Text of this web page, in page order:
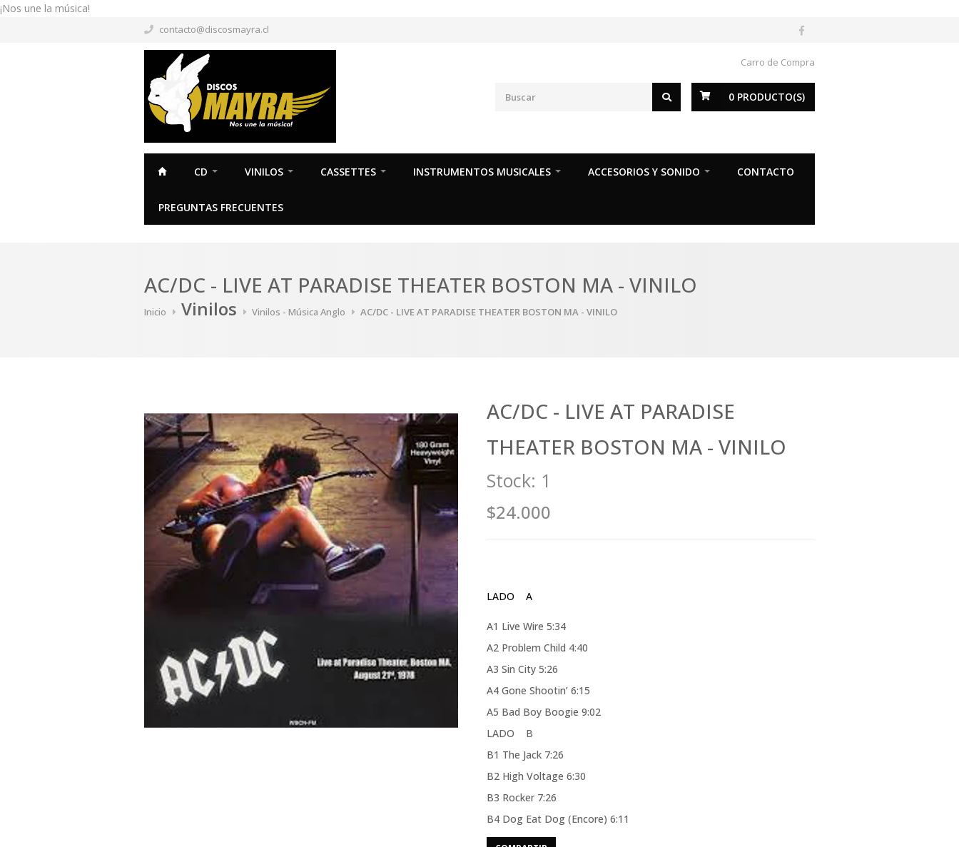
¡Nos une la música!
contacto@discosmayra.cl
Carro de Compra
0 PRODUCTO(S)
CD VINILOS CASSETTES INSTRUMENTOS MUSICALES ACCESORIOS Y SONIDO CONTACTO
PREGUNTAS FRECUENTES
AC/DC - LIVE AT PARADISE THEATER BOSTON MA - VINILO
Inicio Vinilos Vinilos - Música Anglo AC/DC - LIVE AT PARADISE THEATER BOSTON MA - VINILO
AC/DC - LIVE AT PARADISE
THEATER BOSTON MA - VINILO
Stock: 1
$24.000
LADO A
A1 Live Wire 5:34
A2 Problem Child 4:40
A3 Sin City 5:26
A4 Gone Shootin’ 6:15
A5 Bad Boy Boogie 9:02
LADO B
B1 The Jack 7:26
B2 High Voltage 6:30
B3 Rocker 7:26
B4 Dog Eat Dog (Encore) 6:11